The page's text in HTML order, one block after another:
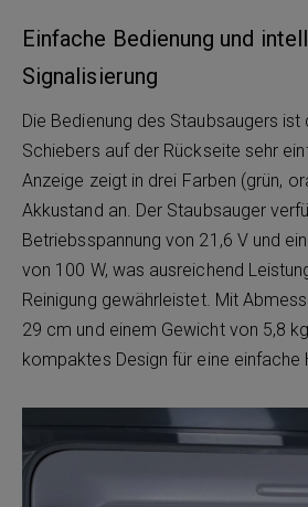
Einfache Bedienung und
Signalisierung
Die Bedienung des Staubsaugers ist
Schiebers auf der Rückseite sehr
Anzeige zeigt in drei Farben (grün,
Akkustand an. Der Staubsauger
Betriebsspannung von 21,6 V und
von 100 W, was ausreichend
Reinigung gewährleistet. Mit
29 cm und einem Gewicht von 5,8
kompaktes Design für eine einfache